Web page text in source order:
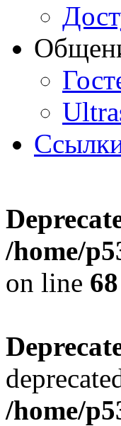
/home/
on line 68
/home/